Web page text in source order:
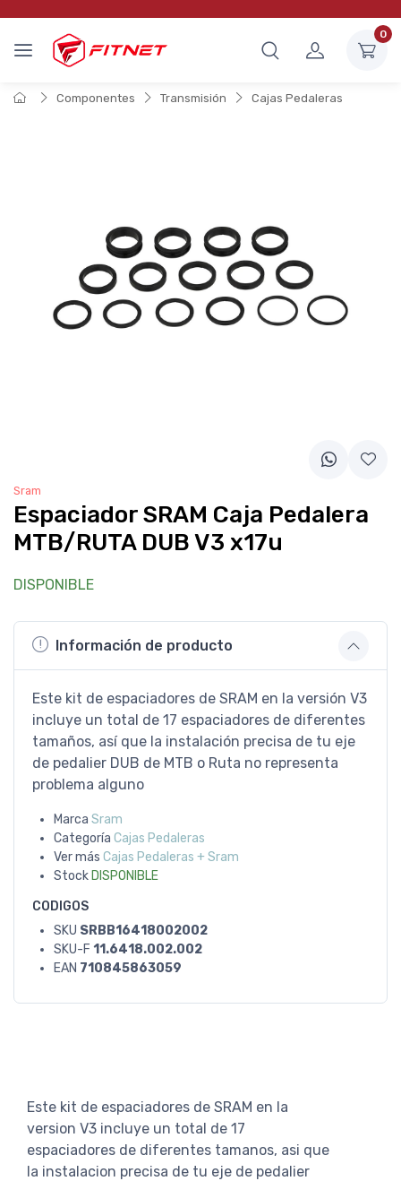
0
Componentes Transmisión Cajas Pedaleras
Sram
Espaciador SRAM Caja Pedalera
MTB/RUTA DUB V3 x17u
DISPONIBLE
Información de producto
Este kit de espaciadores de SRAM en la versión V3
incluye un total de 17 espaciadores de diferentes
tamaños, así que la instalación precisa de tu eje
de pedalier DUB de MTB o Ruta no representa
problema alguno
Marca Sram
Categoría Cajas Pedaleras
Ver más Cajas Pedaleras + Sram
Stock DISPONIBLE
CODIGOS
SKU SRBB16418002002
SKU-F 11.6418.002.002
EAN 710845863059
Este kit de espaciadores de SRAM en la
version V3 incluye un total de 17
espaciadores de diferentes tamanos, asi que
la instalacion precisa de tu eje de pedalier